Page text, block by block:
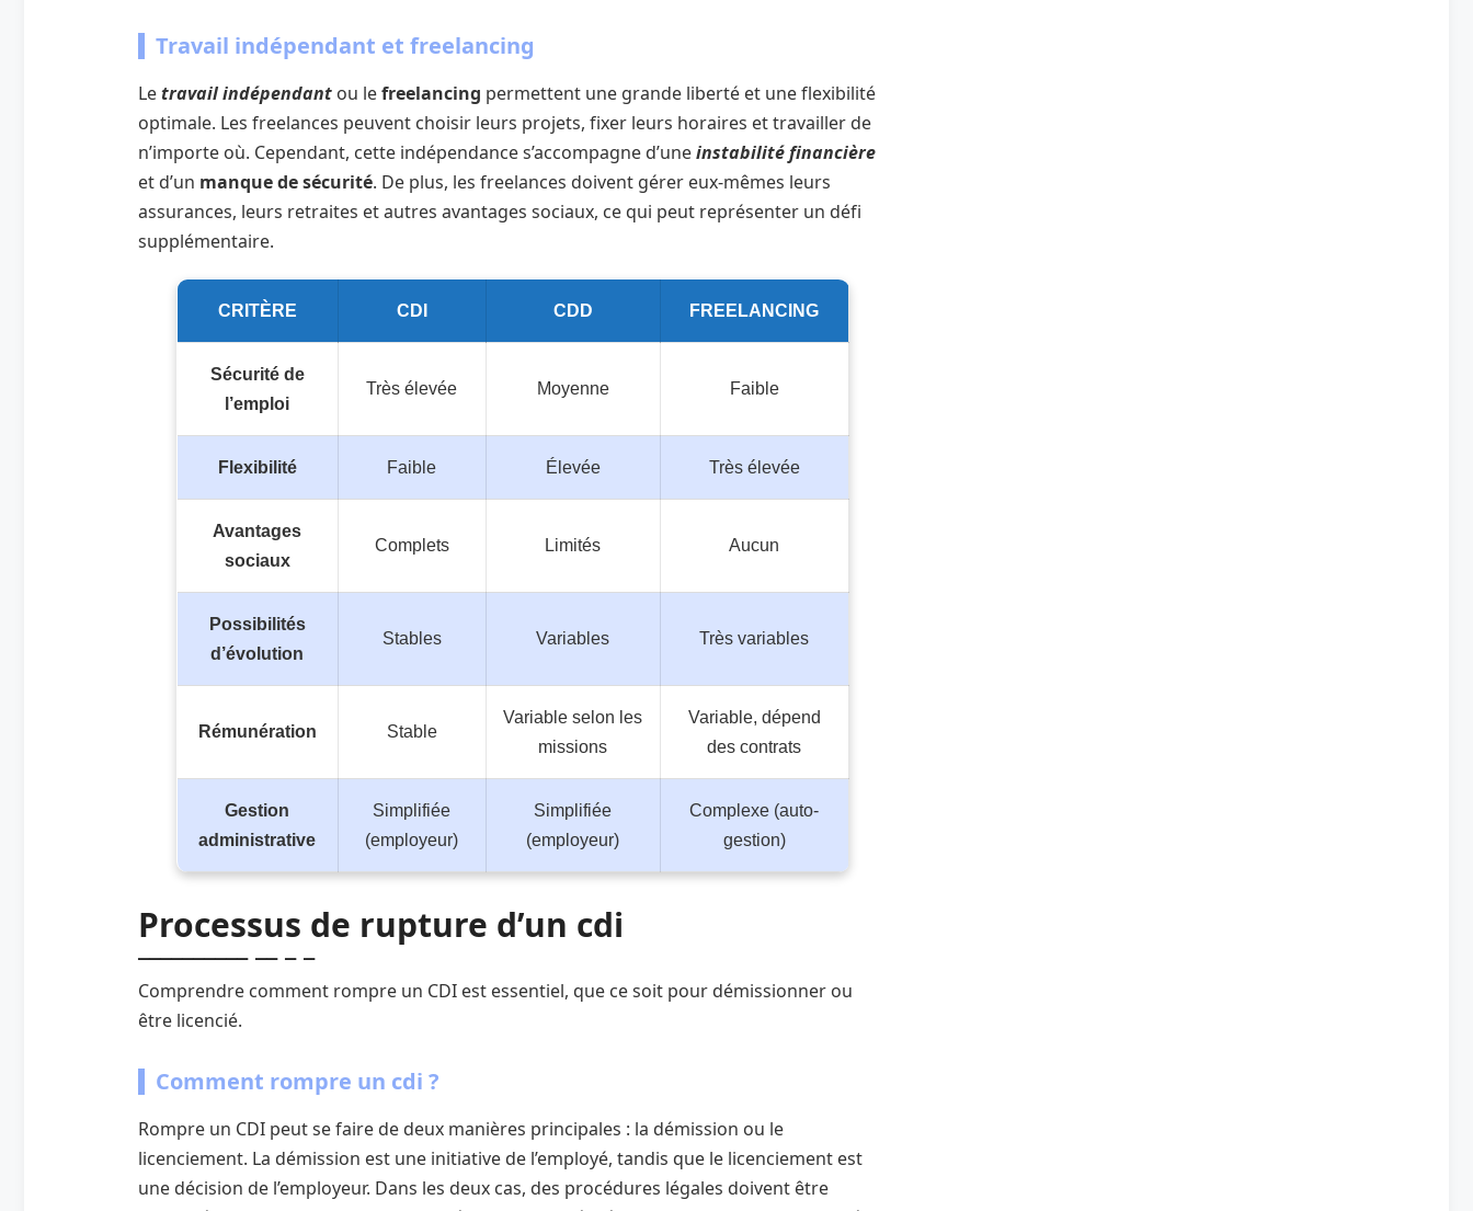
Travail indépendant et freelancing
Letravail indépendant ou lefreelancing permettent une grande liberté et une flexibilité
optimale. Les freelances peuvent choisir leurs projets, fixer leurs horaires et travailler de
n’importe où. Cependant, cette indépendance s’accompagne d’uneinstabilité financière
et d’un manque de sécurité. De plus, les freelances doivent gérer eux-mêmes leurs
assurances, leurs retraites et autres avantages sociaux, ce qui peut représenter un défi
supplémentaire.
CRITÈRE CDI CDD FREELANCING
Sécurité de
l’emploi
Très élevée Moyenne Faible
Flexibilité Faible Élevée Très élevée
Avantages
sociaux
Complets Limités Aucun
Possibilités
d’évolution
Stables Variables Très variables
Rémunération Stable
Variable selon les
missions
Variable, dépend
des contrats
Gestion
administrative
Simplifiée
(employeur)
Simplifiée
(employeur)
Complexe (auto-
gestion)
Processus de rupture d’un cdi
Comprendre comment rompre un CDI est essentiel, que ce soit pour démissionner ou
être licencié.
Comment rompre un cdi ?
Rompre un CDI peut se faire de deux manières principales : la démission ou le
licenciement. La démission est une initiative de l’employé, tandis que le licenciement est
une décision de l’employeur. Dans les deux cas, des procédures légales doivent être